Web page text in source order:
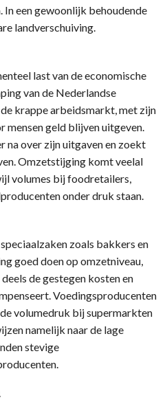
In een gewoonlijk behoudende
landverschuiving.
last van de economische
van de Nederlandse
krappe arbeidsmarkt, met zijn
mensen geld blijven uitgeven.
na over zijn uitgaven en zoekt
Omzetstijging komt veelal
volumes bij foodretailers,
onder druk staan.
zoals bakkers en
goed doen op omzetniveau,
de gestegen kosten en
Voedingsproducenten
volumedruk bij supermarkten
namelijk naar de lage
stevige